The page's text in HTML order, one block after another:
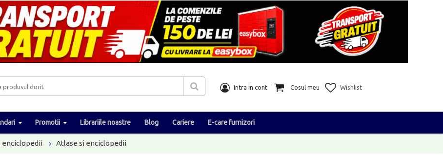
Intra in cont Cosul meu Wishlist
Promotii Librariile noastre Blog Cariere E-care furnizori
enciclopedii Atlase si enciclopedii